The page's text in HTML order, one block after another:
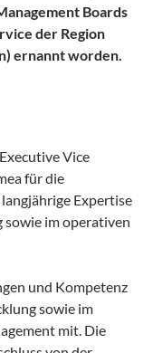
Boards
der Region
ernannt worden.
Vice
für die
Expertise
im operativen
und Kompetenz
sowie im
mit. Die